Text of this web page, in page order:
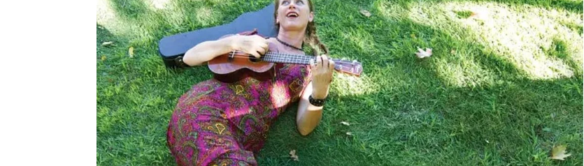
existem, porque não são palpáveis. Estão nos recônditos dos lares domésticos.
Somente o tempo e mais horas de folga poderão nos trazer números de mais
mulheres na arte, na literatura, no esporte e na vida política do nosso país. Ainda nas
palavras da sábia Carolina “quando o homem decidir reformar a sua consciência, o
mundo tomará outro roteiro”.